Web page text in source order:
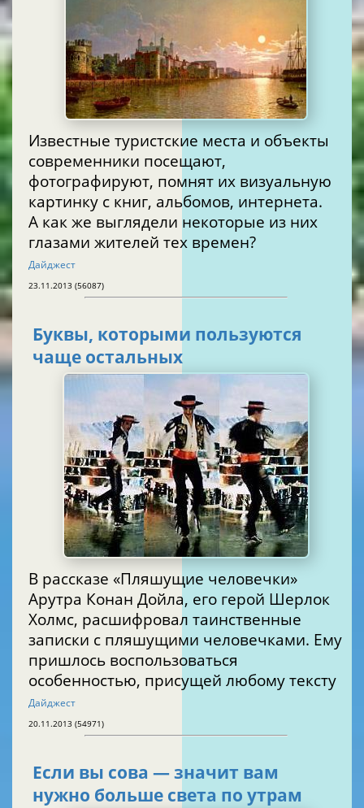
Известные туристские места и объекты
современники посещают,
фотографируют, помнят их визуальную
картинку с книг, альбомов, интернета.
А как же выглядели некоторые из них
глазами жителей тех времен?
Дайджест
23.11.2013 (56087)
Буквы, которыми пользуются
чаще остальных
В рассказе «Пляшущие человечки»
Арутра Конан Дойла, его герой Шерлок
Холмс, расшифровал таинственные
записки с пляшущими человечками. Ему
пришлось воспользоваться
особенностью, присущей любому тексту
Дайджест
20.11.2013 (54971)
Если вы сова — значит вам
нужно больше света по утрам